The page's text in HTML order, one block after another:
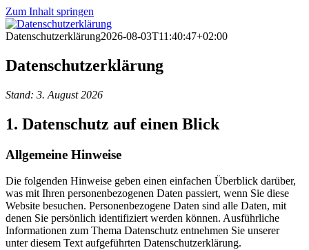
Zum Inhalt springen
Datenschutzerklärung2026-08-03T11:40:47+02:00
Datenschutzerklärung
Stand: 3. August 2026
1. Datenschutz auf einen Blick
Allgemeine Hinweise
Die folgenden Hinweise geben einen einfachen Überblick darüber,
was mit Ihren personenbezogenen Daten passiert, wenn Sie diese
Website besuchen. Personenbezogene Daten sind alle Daten, mit
denen Sie persönlich identifiziert werden können. Ausführliche
Informationen zum Thema Datenschutz entnehmen Sie unserer
unter diesem Text aufgeführten Datenschutzerklärung.